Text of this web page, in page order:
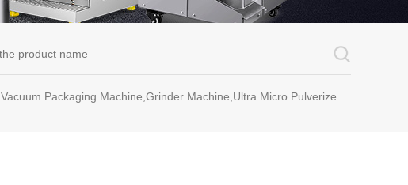
Vacuum Packaging Machine,Grinder Machine,Ultra Micro Pulverizer Unit,Decoction Machine,Pills Making Machine,Dragee Polishing Machine,Chinese Herbal Medicine Slicer and etc.